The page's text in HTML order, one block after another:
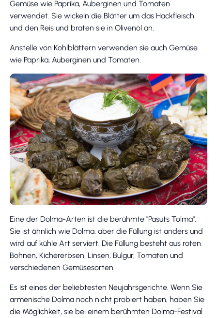
Gemüse wie Paprika, Auberginen und Tomaten
verwendet. Sie wickeln die Blätter um das Hackfleisch
und den Reis und braten sie in Olivenöl an.
Anstelle von Kohlblättern verwenden sie auch Gemüse
wie Paprika, Auberginen und Tomaten.
Eine der Dolma-Arten ist die berühmte "Pasuts Tolma".
Sie ist ähnlich wie Dolma, aber die Füllung ist anders und
wird auf kühle Art serviert. Die Füllung besteht aus roten
Bohnen, Kichererbsen, Linsen, Bulgur, Tomaten und
verschiedenen Gemüsesorten.
Es ist eines der beliebtesten Neujahrsgerichte. Wenn Sie
armenische Dolma noch nicht probiert haben, haben Sie
die Möglichkeit, sie bei einem berühmten Dolma-Festival